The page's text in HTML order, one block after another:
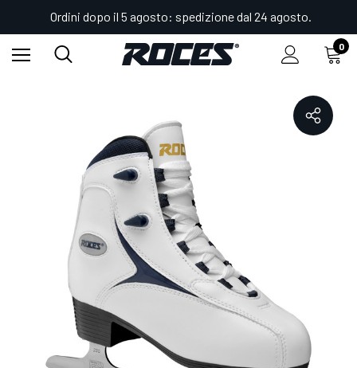
Ordini dopo il 5 agosto: spedizione dal 24 agosto.
0
Home
Shop Pattini Ghiaccio Figura RFG 1